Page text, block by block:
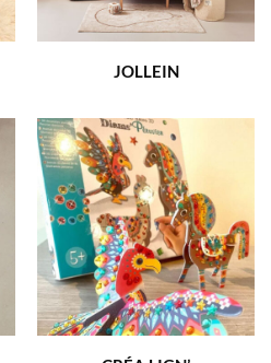
JOLLEIN